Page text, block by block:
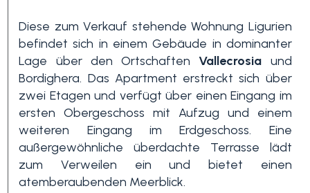
Diese zum Verkauf stehende Wohnung Ligurien
befindet sich in einem Gebäude in dominanter
Lage über den Ortschaften Vallecrosia und
Bordighera. Das Apartment erstreckt sich über
zwei Etagen und verfügt über einen Eingang im
ersten Obergeschoss mit Aufzug und einem
weiteren Eingang im Erdgeschoss. Eine
außergewöhnliche überdachte Terrasse lädt
zum Verweilen ein und bietet einen
atemberaubenden Meerblick.
1
2